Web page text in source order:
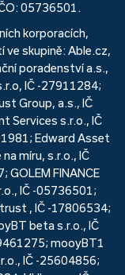
05736501.
korporacích,
ve skupině: Able.cz,
poradenství a.s.,
IČ -27911284;
Group, a.s., IČ
Services s.r.o., IČ
Edward Asset
míru, s.r.o., IČ
GOLEM FINANCE
IČ -05736501;
, IČ -17806534;
beta s.r.o., IČ
mooyBT1
IČ -25604856;